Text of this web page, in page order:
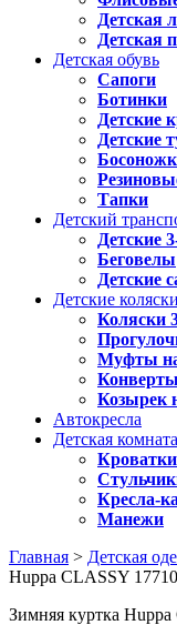
Детская
Детская
Детская обувь
Сапоги
Ботинки
Детские
Детские
Тапки
Детский
Детские
Беговелы
Детские
Детские коляски
Коляски
Муфты
Козырек
Автокресла
Детская комната
Кроватки
Кресла-
Манежи
Главная > Детская
Huppa CLASSY
Зимняя куртка